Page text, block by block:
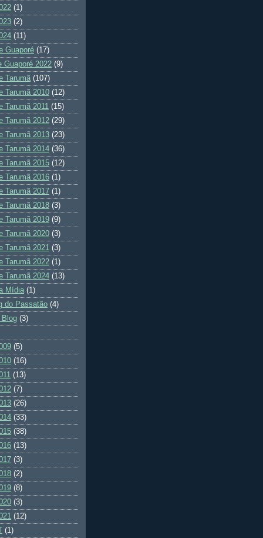
(1)
(2)
(11)
Guaporé (17)
Guaporé 2022 (9)
Tarumã (107)
Tarumã 2010 (12)
Tarumã 2011 (15)
Tarumã 2012 (29)
Tarumã 2013 (23)
Tarumã 2014 (36)
Tarumã 2015 (12)
Tarumã 2016 (1)
Tarumã 2017 (1)
Tarumã 2018 (3)
Tarumã 2019 (9)
Tarumã 2020 (3)
Tarumã 2021 (3)
Tarumã 2022 (1)
Tarumã 2024 (13)
Mídia (1)
do Passatão (4)
Blog (3)
(5)
(16)
(13)
(7)
(26)
(33)
(38)
(13)
(3)
(2)
(8)
(3)
(12)
(1)